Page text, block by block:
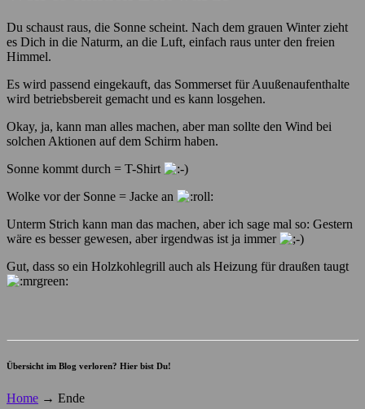
Du schaust raus, die Sonne scheint. Nach dem grauen Winter zieht
es Dich in die Naturm, an die Luft, einfach raus unter den freien
Himmel.
Es wird passend eingekauft, das Sommerset für Auußenaufenthalte
wird betriebsbereit gemacht und es kann losgehen.
Okay, ja, kann man alles machen, aber man sollte den Wind bei
solchen Aktionen auf dem Schirm haben.
Sonne kommt durch = T-Shirt
Wolke vor der Sonne = Jacke an
Unterm Strich kann man das machen, aber ich sage mal so: Gestern
wäre es besser gewesen, aber irgendwas ist ja immer
Gut, dass so ein Holzkohlegrill auch als Heizung für draußen taugt
Übersicht im Blog verloren? Hier bist Du!
Home → Ende